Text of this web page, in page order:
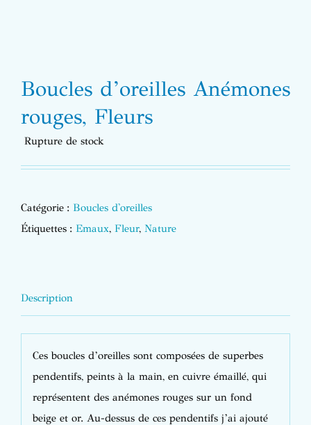
Boucles d’oreilles Anémones
rouges, Fleurs
Rupture de stock
Catégorie : Boucles d'oreilles
Étiquettes : Emaux, Fleur, Nature
Description
Ces boucles d’oreilles sont composées de superbes
pendentifs, peints à la main, en cuivre émaillé, qui
représentent des anémones rouges sur un fond
beige et or. Au-dessus de ces pendentifs j’ai ajouté